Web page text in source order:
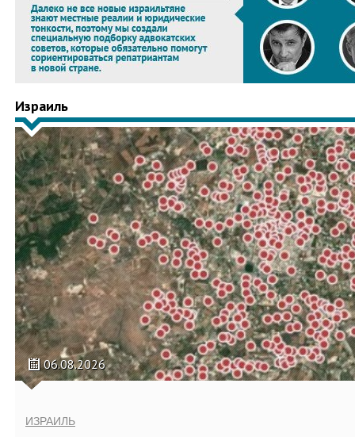
Израиль
06.08.2026
ИЗРАИЛЬ